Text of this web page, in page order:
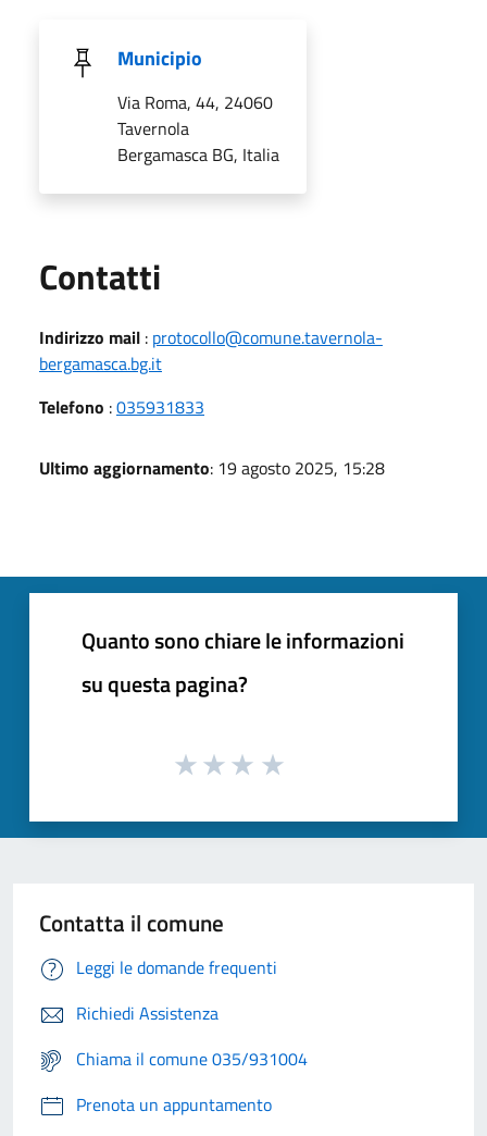
Municipio
Via Roma, 44, 24060
Tavernola
Bergamasca BG, Italia
Contatti
Indirizzo mail : protocollo@comune.tavernola-
bergamasca.bg.it
Telefono :035931833
Ultimo aggiornamento: 19 agosto 2025, 15:28
Quanto sono chiare le informazioni
su questa pagina?
Contatta il comune
Leggi le domande frequenti
Richiedi Assistenza
Chiama il comune 035/931004
Prenota un appuntamento